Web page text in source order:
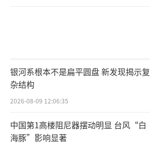
银河系根本不是扁平圆盘 新发现揭示复
杂结构
2026-08-09 12:06:35
中国第1高楼阻尼器摆动明显 台风“白
海豚”影响显著